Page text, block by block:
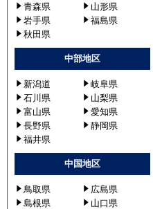
青森県
山形県
岩手県
福島県
秋田県
中部地区
新潟道
岐阜県
石川県
山梨県
富山県
愛知県
長野県
静岡県
福井県
中国地区
鳥取県
広島県
島根県
山口県